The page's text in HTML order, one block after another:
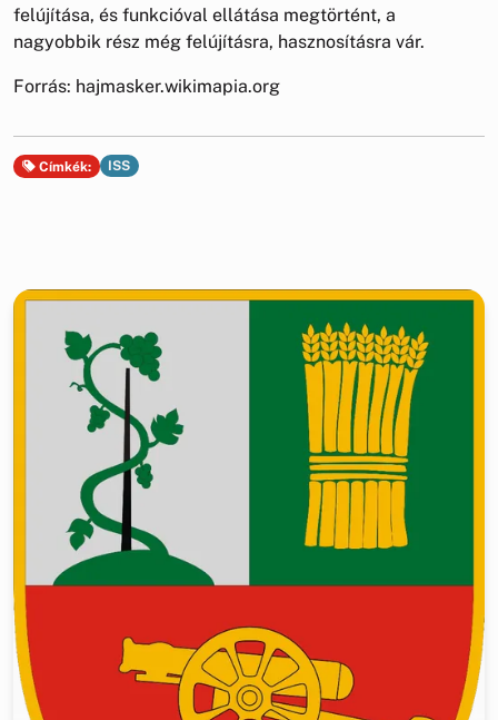
felújítása, és funkcióval ellátása megtörtént, a
nagyobbik rész még felújításra, hasznosításra vár.
Forrás: hajmasker.wikimapia.org
Címkék: ISS